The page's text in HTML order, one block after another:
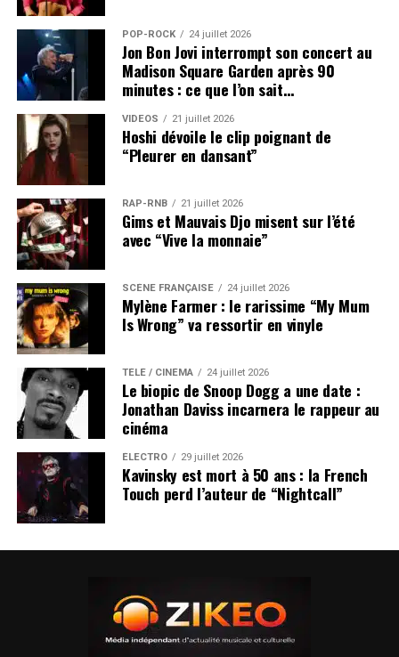
POP-ROCK 24 juillet 2026
Jon Bon Jovi interrompt son concert au
Madison Square Garden après 90
minutes : ce que l’on sait…
VIDEOS 21 juillet 2026
Hoshi dévoile le clip poignant de
“Pleurer en dansant”
RAP-RNB 21 juillet 2026
Gims et Mauvais Djo misent sur l’été
avec “Vive la monnaie”
SCÈNE FRANÇAISE 24 juillet 2026
Mylène Farmer : le rarissime “My Mum
Is Wrong” va ressortir en vinyle
TÉLÉ / CINÉMA 24 juillet 2026
Le biopic de Snoop Dogg a une date :
Jonathan Daviss incarnera le rappeur au
cinéma
ÉLECTRO 29 juillet 2026
Kavinsky est mort à 50 ans : la French
Touch perd l’auteur de “Nightcall”